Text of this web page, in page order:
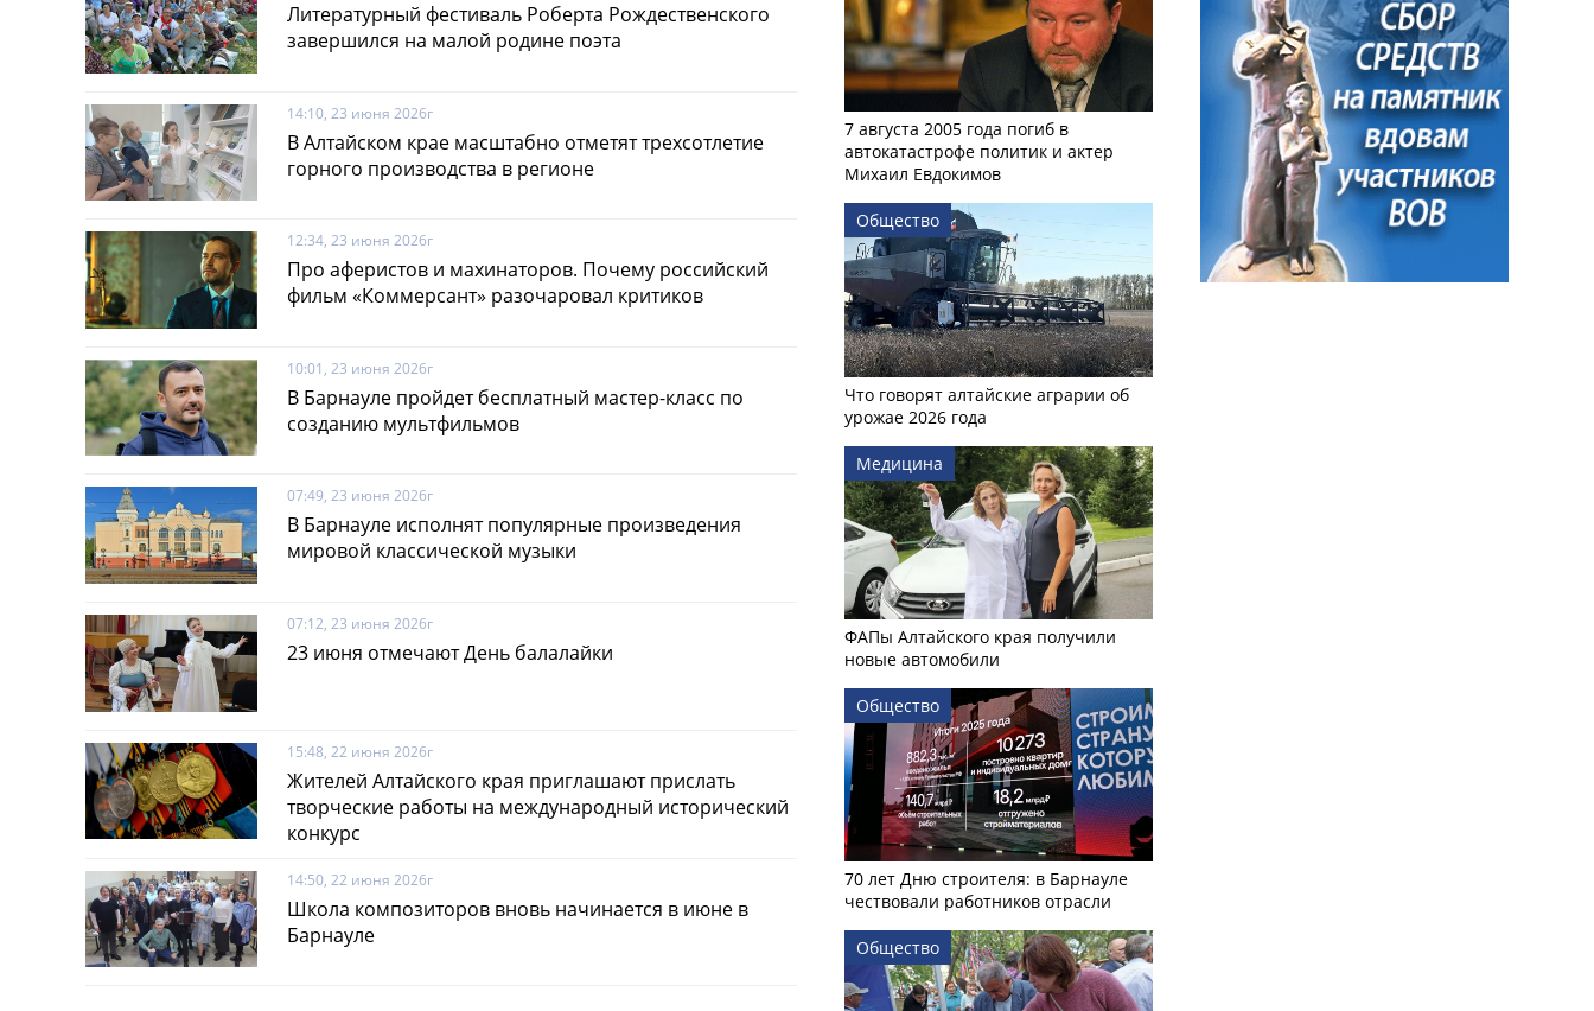
Литературный фестиваль Роберта Рождественского
завершился на малой родине поэта
14:10, 23 июня 2026г
В Алтайском крае масштабно отметят трехсотлетие
горного производства в регионе
12:34, 23 июня 2026г
Про аферистов и махинаторов. Почему российский
фильм «Коммерсант» разочаровал критиков
10:01, 23 июня 2026г
В Барнауле пройдет бесплатный мастер-класс по
созданию мультфильмов
07:49, 23 июня 2026г
В Барнауле исполнят популярные произведения
мировой классической музыки
07:12, 23 июня 2026г
23 июня отмечают День балалайки
15:48, 22 июня 2026г
Жителей Алтайского края приглашают прислать
творческие работы на международный исторический
конкурс
14:50, 22 июня 2026г
Школа композиторов вновь начинается в июне в
Барнауле
7 августа 2005 года погиб в
автокатастрофе политик и актер
Михаил Евдокимов
Общество
Что говорят алтайские аграрии об
урожае 2026 года
Медицина
ФАПы Алтайского края получили
новые автомобили
Общество
70 лет Дню строителя: в Барнауле
чествовали работников отрасли
Общество